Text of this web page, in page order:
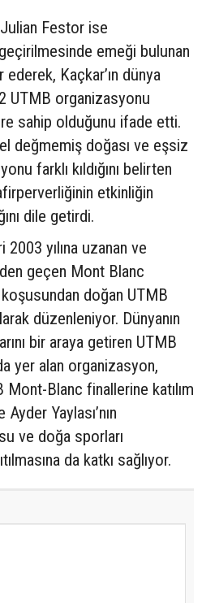
Festor ise
emeği bulunan
Kaçkar’ın dünya
UTMB organizasyonu
sahip olduğunu ifade etti.
değmemiş doğası ve eşsiz
farklı kıldığını belirten
etkinliğin
dile getirdi.
yılına uzanan ve
geçen Mont Blanc
doğan UTMB
düzenleniyor. Dünyanın
bir araya getiren UTMB
yer alan organizasyon,
Blanc finallerine katılım
Yaylası’nın
ve doğa sporları
da katkı sağlıyor.